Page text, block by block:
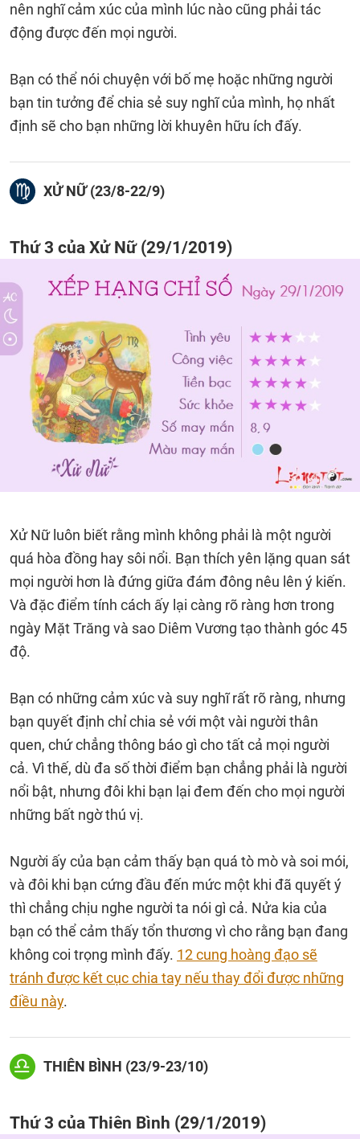
nên nghĩ cảm xúc của mình lúc nào cũng phải tác
động được đến mọi người.
Bạn có thể nói chuyện với bố mẹ hoặc những người
bạn tin tưởng để chia sẻ suy nghĩ của mình, họ nhất
định sẽ cho bạn những lời khuyên hữu ích đấy.
XỬ NỮ (23/8-22/9)
Thứ 3 của Xử Nữ (29/1/2019)
Xử Nữ luôn biết rằng mình không phải là một người
quá hòa đồng hay sôi nổi. Bạn thích yên lặng quan sát
mọi người hơn là đứng giữa đám đông nêu lên ý kiến.
Và đặc điểm tính cách ấy lại càng rõ ràng hơn trong
ngày Mặt Trăng và sao Diêm Vương tạo thành góc 45
độ.
Bạn có những cảm xúc và suy nghĩ rất rõ ràng, nhưng
bạn quyết định chỉ chia sẻ với một vài người thân
quen, chứ chẳng thông báo gì cho tất cả mọi người
cả. Vì thế, dù đa số thời điểm bạn chẳng phải là người
nổi bật, nhưng đôi khi bạn lại đem đến cho mọi người
những bất ngờ thú vị.
Người ấy của bạn cảm thấy bạn quá tò mò và soi mói,
và đôi khi bạn cứng đầu đến mức một khi đã quyết ý
thì chẳng chịu nghe người ta nói gì cả. Nửa kia của
bạn có thể cảm thấy tổn thương vì cho rằng bạn đang
không coi trọng mình đấy. 12 cung hoàng đạo sẽ
tránh được kết cục chia tay nếu thay đổi được những
điều này.
THIÊN BÌNH (23/9-23/10)
Thứ 3 của Thiên Bình (29/1/2019)